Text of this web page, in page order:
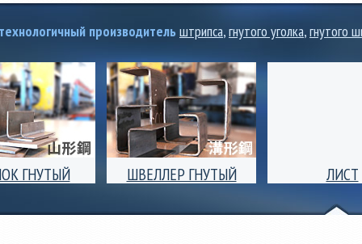
производительштрипса,гнутого уголка,гнутого
ГНУТЫЙ
и
ШВЕЛЛЕР ГНУТЫЙ
равнополочный и
ЛИСТ
листового